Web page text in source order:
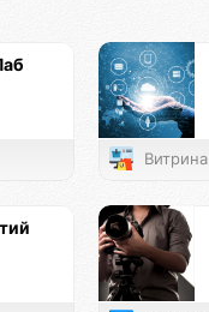
Витрина